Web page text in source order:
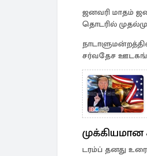
ஜனவரி மாதம்
தொடரில்
சர்வதேச
முக்கியமான
டரம்ப் தனது